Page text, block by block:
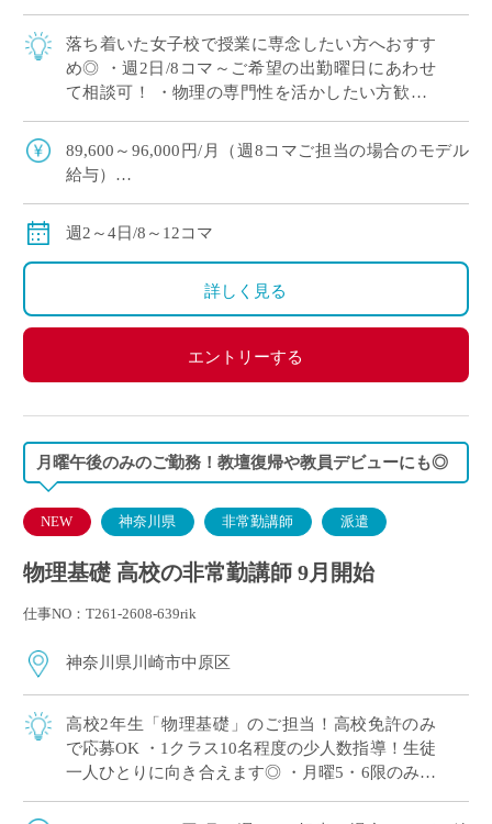
落ち着いた女子校で授業に専念したい方へおすす
め◎ ・週2日/8コマ～ご希望の出勤曜日にあわせ
て相談可！ ・物理の専門性を活かしたい方歓迎♪
89,600～96,000円/月（週8コマご担当の場合のモデル
給与）
ル給与）
週2～4日/8～12コマ
詳しく見る
エントリーする
月曜午後のみのご勤務！教壇復帰や教員デビューにも◎
NEW 神奈川県 非常勤講師 派遣
物理基礎 高校の非常勤講師 9月開始
仕事NO：T261-2608-639rik
神奈川県川崎市中原区
高校2年生「物理基礎」のご担当！高校免許のみ
で応募OK ・1クラス10名程度の少人数指導！生徒
一人ひとりに向き合えます◎ ・月曜5・6限のみ！